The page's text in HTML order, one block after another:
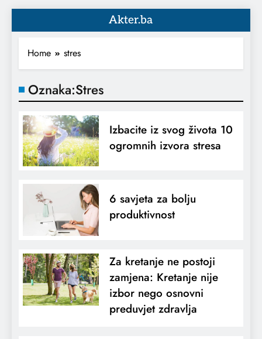
Akter.ba
Home stres
Oznaka:Stres
Izbacite iz svog života 10
ogromnih izvora stresa
6 savjeta za bolju
produktivnost
Za kretanje ne postoji
zamjena: Kretanje nije
izbor nego osnovni
preduvjet zdravlja